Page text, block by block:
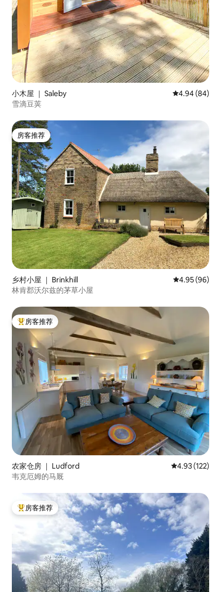
小木屋 ｜ Saleby 平均评分 4.94
4.94 (84)
雪滴豆荚
房客推荐
房客推荐
乡村小屋 ｜ Brinkhill 平均评分 4.95
4.95 (96)
林肯郡沃尔兹的茅草小屋
热门「房客推荐」
房客推荐
农家仓房 ｜ Ludford 平均评分 4.93
4.93 (122)
韦克厄姆的马厩
热门「房客推荐」
房客推荐